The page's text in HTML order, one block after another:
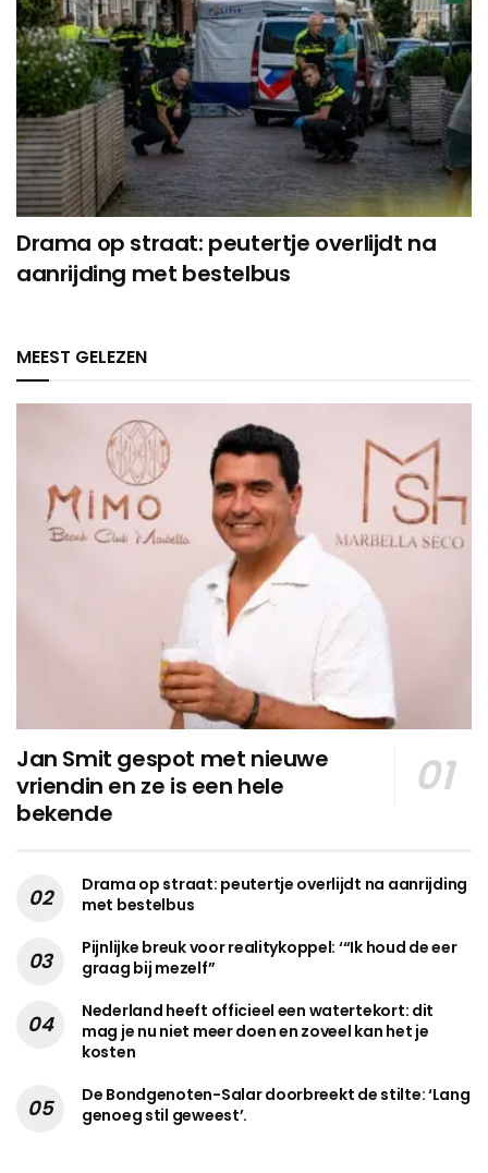
Drama op straat: peutertje overlijdt na
aanrijding met bestelbus
MEEST GELEZEN
Jan Smit gespot met nieuwe
vriendin en ze is een hele
bekende
Drama op straat: peutertje overlijdt na aanrijding
met bestelbus
Pijnlijke breuk voor realitykoppel: ‘“Ik houd de eer
graag bij mezelf”
Nederland heeft officieel een watertekort: dit
mag je nu niet meer doen en zoveel kan het je
kosten
De Bondgenoten-Salar doorbreekt de stilte: ‘Lang
genoeg stil geweest’.